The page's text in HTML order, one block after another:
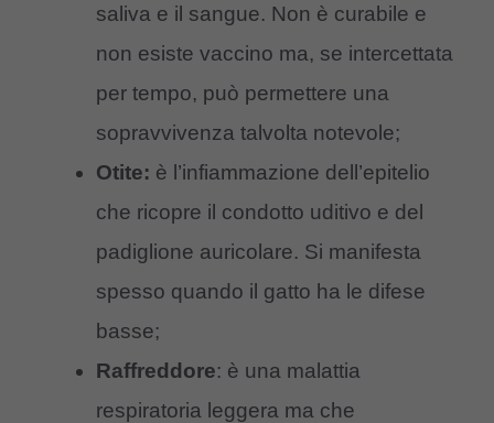
saliva e il sangue. Non è curabile e
non esiste vaccino ma, se intercettata
per tempo, può permettere una
sopravvivenza talvolta notevole;
Otite: è l’infiammazione dell’epitelio
che ricopre il condotto uditivo e del
padiglione auricolare. Si manifesta
spesso quando il gatto ha le difese
basse;
Raffreddore: è una malattia
respiratoria leggera ma che